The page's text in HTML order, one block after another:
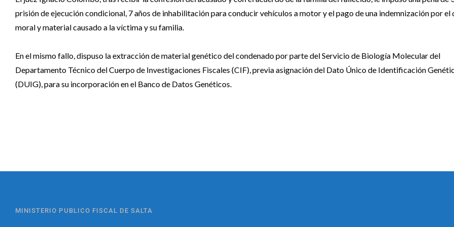
prisión de ejecución condicional, 7 años de inhabilitación para conducir vehículos a motor y el pago de una indemnización por el
moral y material causado a la víctima y su familia.
En el mismo fallo, dispuso la extracción de material genético del condenado por parte del Servicio de Biología Molecular del
Departamento Técnico del Cuerpo de Investigaciones Fiscales (CIF), previa asignación del Dato Único de Identificación
(DUIG), para su incorporación en el Banco de Datos Genéticos.
MINISTERIO PUBLICO FISCAL DE SALTA